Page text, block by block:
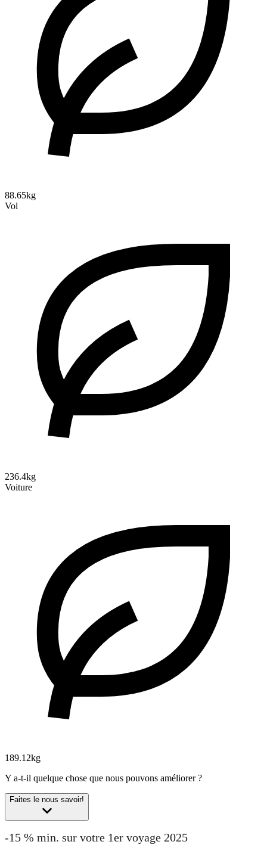
88.65kg
Vol
236.4kg
Voiture
189.12kg
Y a-t-il quelque chose que nous pouvons améliorer ?
Faites le nous savoir!
-15 % min. sur votre 1er voyage 2025